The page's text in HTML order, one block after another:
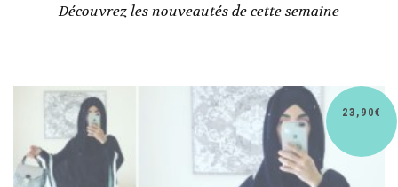
Découvrez les nouveautés de cette semaine
30,90